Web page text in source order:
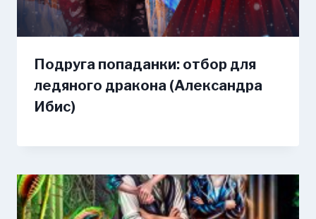
Подруга попаданки: отбор для
ледяного дракона (Александра
Ибис)